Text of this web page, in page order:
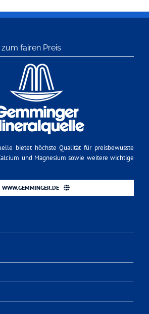
fairen Preis
bietet höchste Qualität für preisbewusste
und Magnesium sowie weitere wichtige
WWW.GEMMINGER.DE